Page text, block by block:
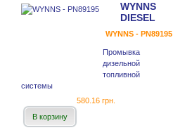
WYNNS
DIESEL
WYNNS - PN89195
Промывка
дизельной
топливной
системы
580.16 грн.
В корзину